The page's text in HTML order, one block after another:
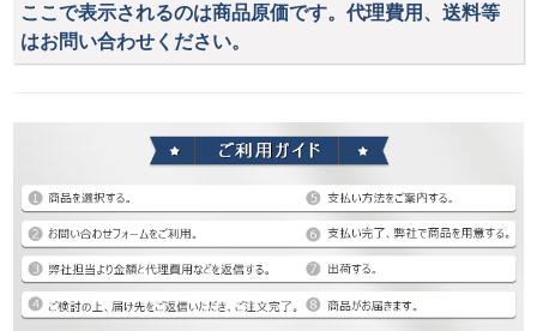
ここで表示されるのは商品原価です。代理費用、送料等
はお問い合わせください。